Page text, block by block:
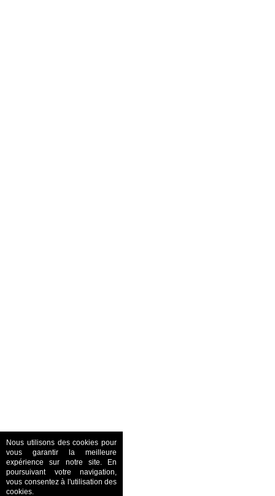
Nous utilisons des cookies pour
vous garantir la meilleure
expérience sur notre site. En
poursuivant votre navigation,
vous consentez à l'utilisation des
cookies.